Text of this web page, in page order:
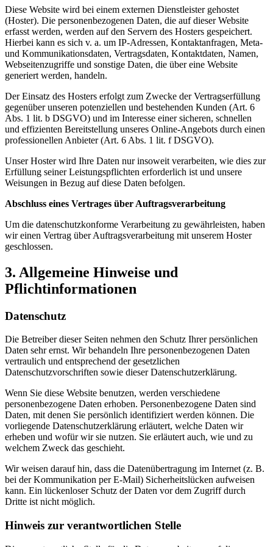
Diese Website wird bei einem externen Dienstleister gehostet
(Hoster). Die personenbezogenen Daten, die auf dieser Website
erfasst werden, werden auf den Servern des Hosters gespeichert.
Hierbei kann es sich v. a. um IP-Adressen, Kontaktanfragen, Meta-
und Kommunikationsdaten, Vertragsdaten, Kontaktdaten, Namen,
Webseitenzugriffe und sonstige Daten, die über eine Website
generiert werden, handeln.
Der Einsatz des Hosters erfolgt zum Zwecke der Vertragserfüllung
gegenüber unseren potenziellen und bestehenden Kunden (Art. 6
Abs. 1 lit. b DSGVO) und im Interesse einer sicheren, schnellen
und effizienten Bereitstellung unseres Online-Angebots durch einen
professionellen Anbieter (Art. 6 Abs. 1 lit. f DSGVO).
Unser Hoster wird Ihre Daten nur insoweit verarbeiten, wie dies zur
Erfüllung seiner Leistungspflichten erforderlich ist und unsere
Weisungen in Bezug auf diese Daten befolgen.
Abschluss eines Vertrages über Auftragsverarbeitung
Um die datenschutzkonforme Verarbeitung zu gewährleisten, haben
wir einen Vertrag über Auftragsverarbeitung mit unserem Hoster
geschlossen.
3. Allgemeine Hinweise und
Pflichtinformationen
Datenschutz
Die Betreiber dieser Seiten nehmen den Schutz Ihrer persönlichen
Daten sehr ernst. Wir behandeln Ihre personenbezogenen Daten
vertraulich und entsprechend der gesetzlichen
Datenschutzvorschriften sowie dieser Datenschutzerklärung.
Wenn Sie diese Website benutzen, werden verschiedene
personenbezogene Daten erhoben. Personenbezogene Daten sind
Daten, mit denen Sie persönlich identifiziert werden können. Die
vorliegende Datenschutzerklärung erläutert, welche Daten wir
erheben und wofür wir sie nutzen. Sie erläutert auch, wie und zu
welchem Zweck das geschieht.
Wir weisen darauf hin, dass die Datenübertragung im Internet (z. B.
bei der Kommunikation per E-Mail) Sicherheitslücken aufweisen
kann. Ein lückenloser Schutz der Daten vor dem Zugriff durch
Dritte ist nicht möglich.
Hinweis zur verantwortlichen Stelle